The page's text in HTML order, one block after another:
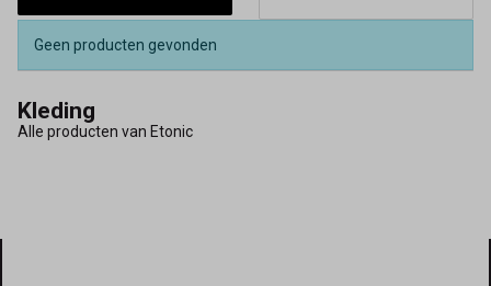
Geen producten gevonden
Kleding
Alle producten van Etonic